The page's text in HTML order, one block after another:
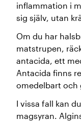
inflammation i
sig själv, utan
Om du har
matstrupen,
antacida, ett
Antacida finns
omedelbart och
I vissa fall kan
magsyran.